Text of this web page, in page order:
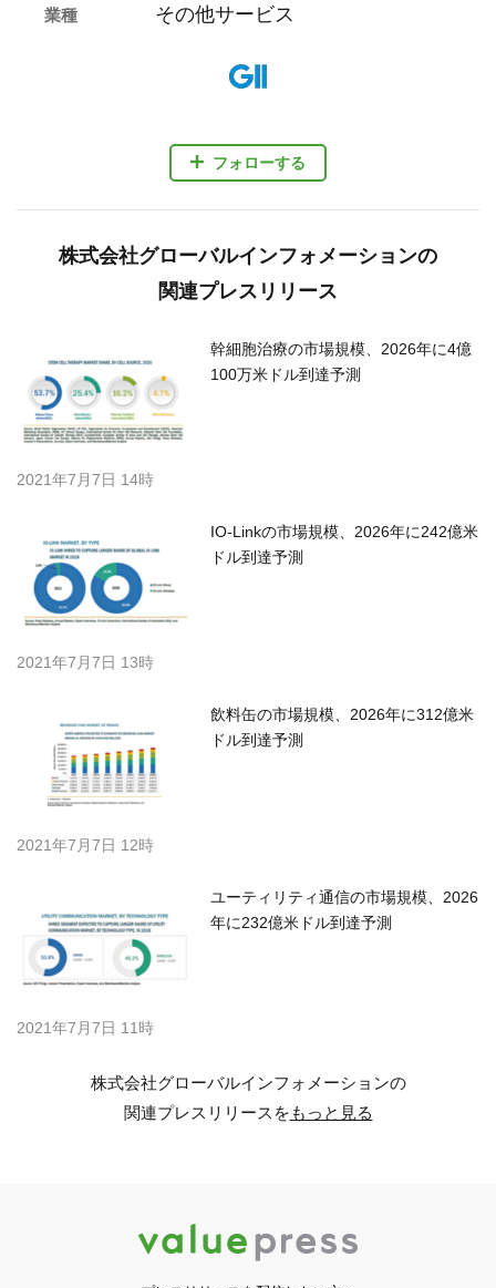
フォローする
業種 その他サービス
株式会社グローバルインフォメーションの
関連プレスリリース
幹細胞治療の市場規模、2026年に4億
100万米ドル到達予測
2021年7月7日 14時
IO-Linkの市場規模、2026年に242億米
ドル到達予測
2021年7月7日 13時
飲料缶の市場規模、2026年に312億米
ドル到達予測
2021年7月7日 12時
ユーティリティ通信の市場規模、2026
年に232億米ドル到達予測
2021年7月7日 11時
株式会社グローバルインフォメーションの
関連プレスリリースをもっと見る